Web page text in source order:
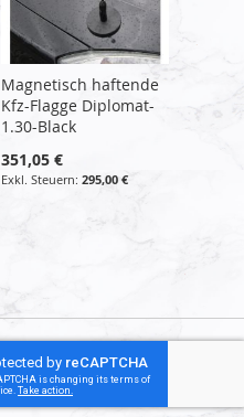
Magnetisch haftende
Kfz-Flagge Diplomat-
1.30-Black
351,05 €
295,00 €